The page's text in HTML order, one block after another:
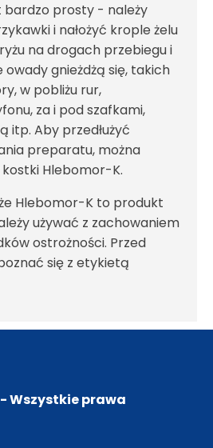
bardzo prosty - należy
i nałożyć krople żelu
na drogach przebiegu i
owady gnieżdżą się, takich
w pobliżu rur,
za i pod szafkami,
itp. Aby przedłużyć
preparatu, można
Hlebomor-K.
Hlebomor-K to produkt
używać z zachowaniem
ostrożności. Przed
się z etykietą
Wszystkie prawa